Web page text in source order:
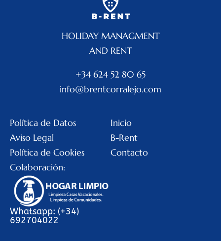
HOLIDAY MANAGMENT
AND RENT
+34 624 52 80 65
info@brentcorralejo.com
Política de Datos
Aviso Legal
Política de Cookies
Inicio
B-Rent
Contacto
Colaboración:
Whatsapp: (+34)
692704022